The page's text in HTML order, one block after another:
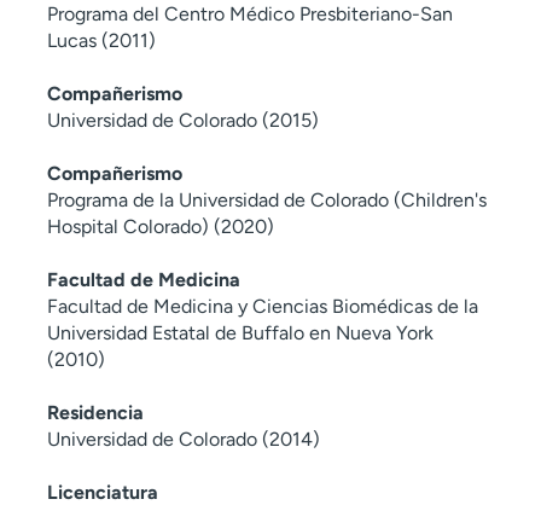
Programa del Centro Médico Presbiteriano-San
Lucas (2011)
Compañerismo
Universidad de Colorado (2015)
Compañerismo
Programa de la Universidad de Colorado (Children's
Hospital Colorado) (2020)
Facultad de Medicina
Facultad de Medicina y Ciencias Biomédicas de la
Universidad Estatal de Buffalo en Nueva York
(2010)
Residencia
Universidad de Colorado (2014)
Licenciatura